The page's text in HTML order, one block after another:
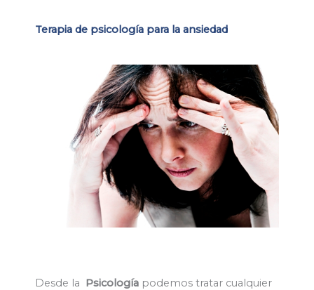
Terapia de psicología para la ansiedad
Desde la Psicología podemos tratar cualquier